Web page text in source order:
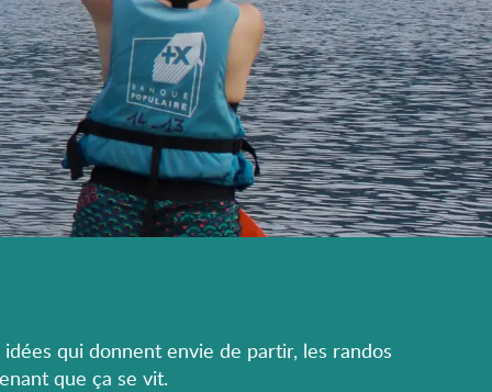
qui donnent envie de partir, les randos
que ça se vit.